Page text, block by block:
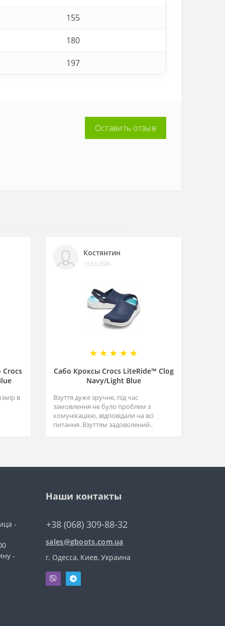
155
180
197
Оставить отзыв
Crocs
в
Костянтин
13.03.2026
Сабо Кроксы Crocs LiteRide™ Clog
Navy/Light Blue
Взуття дуже зручне, під час
замовлення не було проблем з
комунікацією, відповідали на всі
питання. Взуттям задоволений..
-
-
Наши контакты
+38 (068) 309-88-32
sales@gboots.com.ua
г. Одесса, Киев, Украина